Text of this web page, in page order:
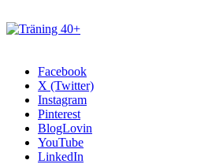
Facebook
X (Twitter)
Instagram
Pinterest
BlogLovin
YouTube
LinkedIn